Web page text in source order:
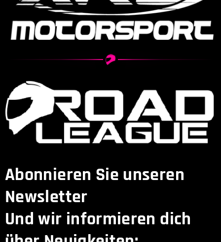
Abonnieren Sie unseren
Newsletter
Und wir informieren dich